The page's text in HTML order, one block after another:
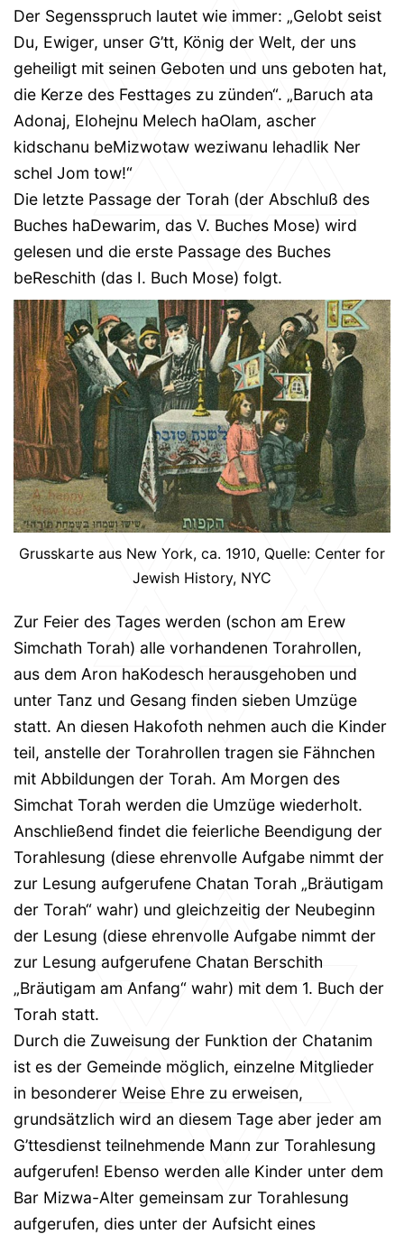
Der Segensspruch lautet wie immer: „Gelobt seist
Du, Ewiger, unser G’tt, König der Welt, der uns
geheiligt mit seinen Geboten und uns geboten hat,
die Kerze des Festtages zu zünden“. „Baruch ata
Adonaj, Elohejnu Melech haOlam, ascher
kidschanu beMizwotaw weziwanu lehadlik Ner
schel Jom tow!“
Die letzte Passage der Torah (der Abschluß des
Buches haDewarim, das V. Buches Mose) wird
gelesen und die erste Passage des Buches
beReschith (das I. Buch Mose) folgt.
Grusskarte aus New York, ca. 1910, Quelle: Center for
Jewish History, NYC
Zur Feier des Tages werden (schon am Erew
Simchath Torah) alle vorhandenen Torahrollen,
aus dem Aron haKodesch herausgehoben und
unter Tanz und Gesang finden sieben Umzüge
statt. An diesen Hakofoth nehmen auch die Kinder
teil, anstelle der Torahrollen tragen sie Fähnchen
mit Abbildungen der Torah. Am Morgen des
Simchat Torah werden die Umzüge wiederholt.
Anschließend findet die feierliche Beendigung der
Torahlesung (diese ehrenvolle Aufgabe nimmt der
zur Lesung aufgerufene Chatan Torah „Bräutigam
der Torah“ wahr) und gleichzeitig der Neubeginn
der Lesung (diese ehrenvolle Aufgabe nimmt der
zur Lesung aufgerufene Chatan Berschith
„Bräutigam am Anfang“ wahr) mit dem 1. Buch der
Torah statt.
Durch die Zuweisung der Funktion der Chatanim
ist es der Gemeinde möglich, einzelne Mitglieder
in besonderer Weise Ehre zu erweisen,
grundsätzlich wird an diesem Tage aber jeder am
G’ttesdienst teilnehmende Mann zur Torahlesung
aufgerufen! Ebenso werden alle Kinder unter dem
Bar Mizwa-Alter gemeinsam zur Torahlesung
aufgerufen, dies unter der Aufsicht eines